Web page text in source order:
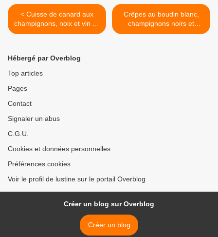
< Cuisse de canard aux
champignons, noix et vin de
noix
Crêpes au boudin blanc,
champignons noirs et
béchamel >
Hébergé par Overblog
Top articles
Pages
Contact
Signaler un abus
C.G.U.
Cookies et données personnelles
Préférences cookies
Voir le profil de lustine sur le portail Overblog
Créer un blog sur Overblog
Créer un blog